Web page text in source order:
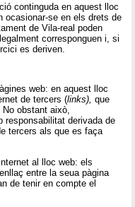
continguda en aquest lloc
ocasionar-se en els drets de
de Vila-real poden
corresponguen i, si
es deriven.
web: en aquest lloc
de tercers (links), que
obstant això,
responsabilitat derivada de
tercers als que es faça
al lloc web: els
entre la seua pàgina
de tenir en compte el